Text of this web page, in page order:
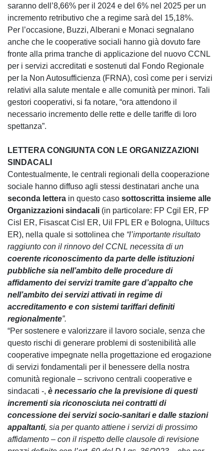
saranno dell’8,66% per il 2024 e del 6% nel 2025 per un
incremento retributivo che a regime sarà del 15,18%.
Per l’occasione, Buzzi, Alberani e Monaci segnalano
anche che le cooperative sociali hanno già dovuto fare
fronte alla prima tranche di applicazione del nuovo CCNL
per i servizi accreditati e sostenuti dal Fondo Regionale
per la Non Autosufficienza (FRNA), così come per i servizi
relativi alla salute mentale e alle comunità per minori. Tali
gestori cooperativi, si fa notare, “ora attendono il
necessario incremento delle rette e delle tariffe di loro
spettanza”.
LETTERA CONGIUNTA CON LE ORGANIZZAZIONI
SINDACALI
Contestualmente, le centrali regionali della cooperazione
sociale hanno diffuso agli stessi destinatari anche una
seconda lettera in questo caso sottoscritta insieme alle
Organizzazioni sindacali (in particolare: FP Cgil ER, FP
Cisl ER, Fisascat Cisl ER, Uil FPL ER e Bologna, Uiltucs
ER), nella quale si sottolinea che “l’importante risultato
raggiunto con il rinnovo del CCNL necessita di un
coerente riconoscimento da parte delle istituzioni
pubbliche sia nell’ambito delle procedure di
affidamento dei servizi tramite gare d’appalto che
nell’ambito dei servizi attivati in regime di
accreditamento e con sistemi tariffari definiti
regionalmente”.
“Per sostenere e valorizzare il lavoro sociale, senza che
questo rischi di generare problemi di sostenibilità alle
cooperative impegnate nella progettazione ed erogazione
di servizi fondamentali per il benessere della nostra
comunità regionale – scrivono centrali cooperative e
sindacati -, è necessario che la previsione di questi
incrementi sia riconosciuta nei contratti di
concessione dei servizi socio-sanitari e dalle stazioni
appaltanti, sia per quanto attiene i servizi di prossimo
affidamento – con il rispetto delle clausole di revisione